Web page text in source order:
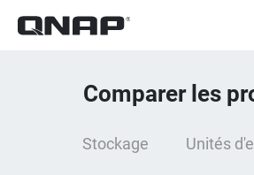
Comparer les
Stockage Unités